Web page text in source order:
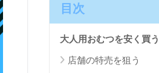
目次
大人用おむつを安く買
店舗の特売を狙う